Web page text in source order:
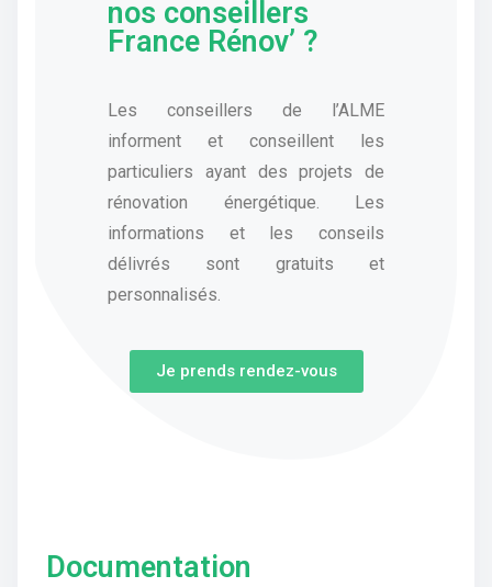
nos conseillers
France Rénov’ ?
Les conseillers de l’ALME
informent et conseillent les
particuliers ayant des projets de
rénovation énergétique. Les
informations et les conseils
délivrés sont gratuits et
personnalisés.
Je prends rendez-vous
Documentation